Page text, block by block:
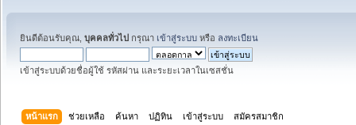
ยินดีต้อนรับคุณ, บุคคลทั่วไป กรุณา เข้าสู่ระบบ หรือ ลงทะเบียน
เข้าสู่ระบบด้วยชื่อผู้ใช้ รหัสผ่าน และระยะเวลาในเซสชั่น
หน้าแรก ช่วยเหลือ ค้นหา ปฏิทิน เข้าสู่ระบบ สมัครสมาชิก